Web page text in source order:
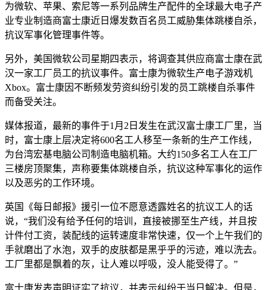
为微软、苹果、索尼等一系列品牌生产配件的全球最大电子产
业专业制造商富士康近日爆发数百名员工威胁集体跳楼自杀，
抗议军事化管理事件等。
另外，美国微软公司星期四表示，将调查其供应商富士康在武
汉一家工厂员工的抗议事件。富士康为微软生产电子游戏机
Xbox。富士康因不断频发劳资纠纷引发的员工跳楼自杀事件
而备受关注。
媒体报道，最新的事件于1月2日发生在武汉富士康工厂里，当
时，富士康上层决定将600名工人移至一条新的生产工作线，
为台湾宏基电脑公司制造电脑机箱。大约150多名工人在工厂
三楼房顶聚集，声称要集体跳楼自杀，抗议这种军事化的运作
以及恶劣的工作环境。
英国《每日邮报》援引一位不愿意透露姓名的抗议工人的话
说，“我们没有给予任何的培训，直接被挪至生产线，并且按
计件付工资，装配线的运转速度非常快速，仅一个上午我们的
手就磨出了水泡，双手的皮肤都是黑乎乎的污迹，难以洗去。
工厂里都是飘着的灰，让人难以呼吸，没人能受得了。”
富士康发表声明证实了抗议，并表示纠纷于当日解决。但是，